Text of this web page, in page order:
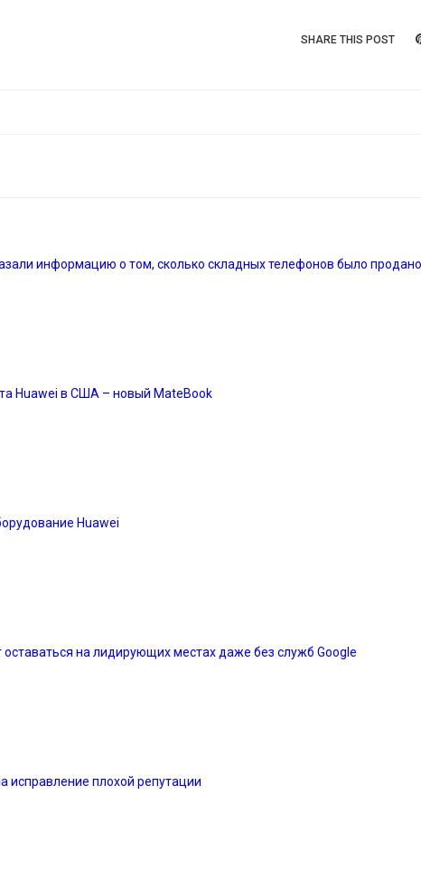
SHARE THIS POST
информацию о том, сколько складных телефонов было продано
Huawei в США – новый MateBook
Huawei
оставаться на лидирующих местах даже без служб Google
исправление плохой репутации